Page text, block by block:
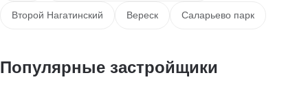
Второй Нагатинский Вереск Саларьево парк
Популярные застройщики